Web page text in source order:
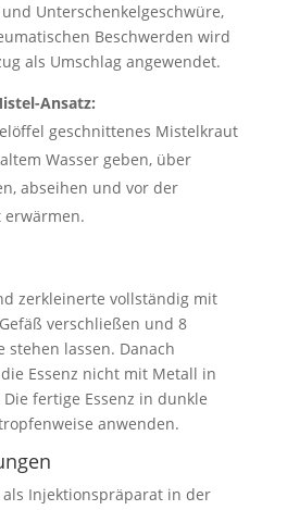
Unterschenkelgeschwüre,
Beschwerden wird
als Umschlag angewendet.
Ansatz:
geschnittenes Mistelkraut
Wasser geben, über
abseihen und vor der
erwärmen.
zerkleinerte vollständig mit
verschließen und 8
stehen lassen. Danach
Essenz nicht mit Metall in
fertige Essenz in dunkle
anwenden.
Injektionspräparat in der